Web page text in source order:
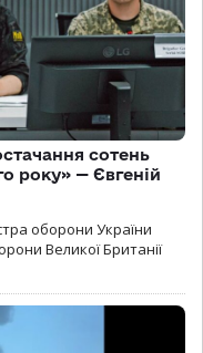
сотень
року» — Євгеній
оборони України
Великої Британії